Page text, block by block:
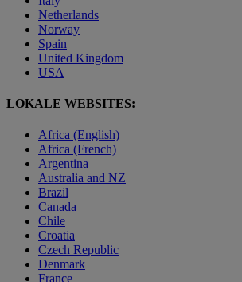
Netherlands
Norway
Spain
United Kingdom
USA
LOKALE WEBSITES:
Africa (English)
Africa (French)
Argentina
Australia and NZ
Brazil
Canada
Chile
Croatia
Czech Republic
Denmark
France